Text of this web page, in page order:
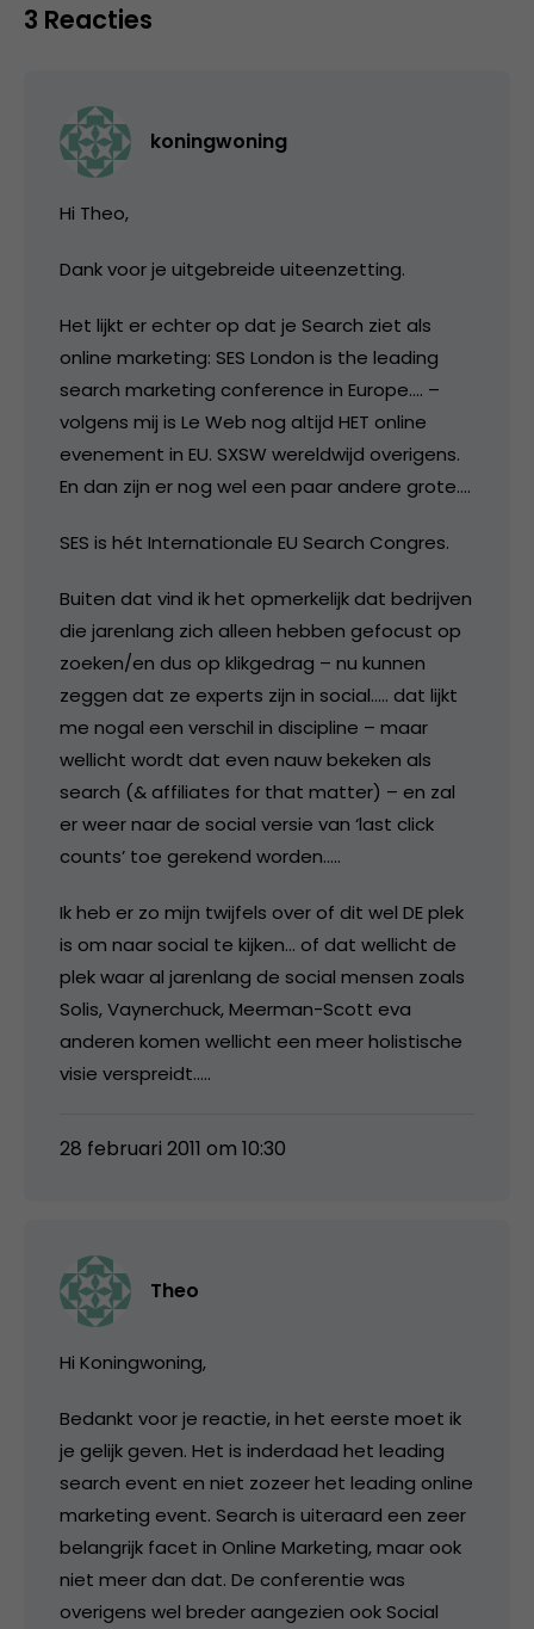
3 Reacties
koningwoning
Hi Theo,
Dank voor je uitgebreide uiteenzetting.
Het lijkt er echter op dat je Search ziet als
online marketing: SES London is the leading
search marketing conference in Europe…. –
volgens mij is Le Web nog altijd HET online
evenement in EU. SXSW wereldwijd overigens.
En dan zijn er nog wel een paar andere grote….
SES is hét Internationale EU Search Congres.
Buiten dat vind ik het opmerkelijk dat bedrijven
die jarenlang zich alleen hebben gefocust op
zoeken/en dus op klikgedrag – nu kunnen
zeggen dat ze experts zijn in social….. dat lijkt
me nogal een verschil in discipline – maar
wellicht wordt dat even nauw bekeken als
search (& affiliates for that matter) – en zal
er weer naar de social versie van ‘last click
counts’ toe gerekend worden…..
Ik heb er zo mijn twijfels over of dit wel DE plek
is om naar social te kijken… of dat wellicht de
plek waar al jarenlang de social mensen zoals
Solis, Vaynerchuck, Meerman-Scott eva
anderen komen wellicht een meer holistische
visie verspreidt…..
28 februari 2011 om 10:30
Theo
Hi Koningwoning,
Bedankt voor je reactie, in het eerste moet ik
je gelijk geven. Het is inderdaad het leading
search event en niet zozeer het leading online
marketing event. Search is uiteraard een zeer
belangrijk facet in Online Marketing, maar ook
niet meer dan dat. De conferentie was
overigens wel breder aangezien ook Social